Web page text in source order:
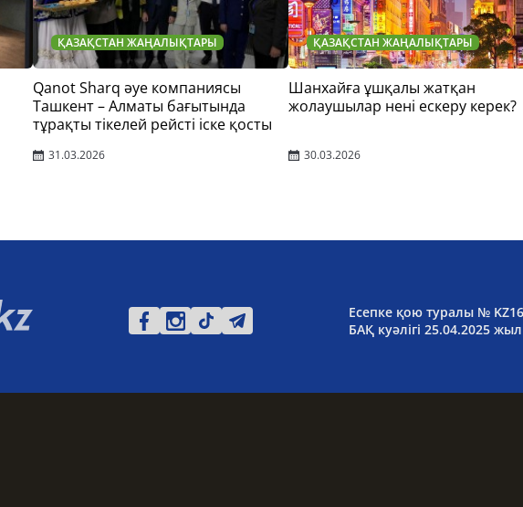
ҚАЗАҚСТАН ЖАҢАЛЫҚТАРЫ
Qanot Sharq әуе компаниясы
Ташкент – Алматы бағытында
тұрақты тікелей рейсті іске қосты
31.03.2026
ҚАЗАҚСТАН ЖАҢАЛЫҚТАРЫ
Шанхайға ұшқалы жатқан
жолаушылар нені ескеру керек?
30.03.2026
Есепке қою туралы №
БАҚ куәлігі 25.04.2025